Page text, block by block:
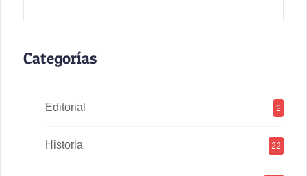
Categorías
Editorial 2
Historia 22